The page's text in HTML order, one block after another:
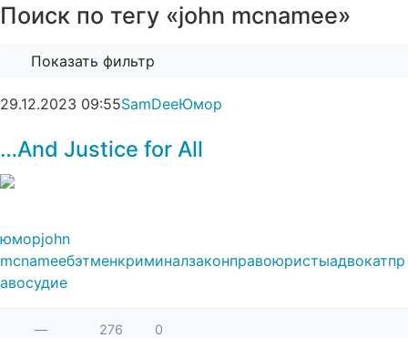
Поиск по тегу «john mcnamee»
Показать фильтр
29.12.2023 09:55SamDeeЮмор
…And Justice for All
юморjohn
mcnameeбэтменкриминалзаконправоюристыадвокатпр
авосудие
— 276 0